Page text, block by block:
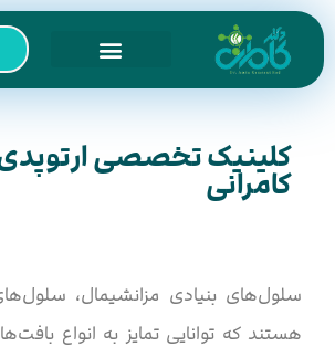
کلینیک تخصصی
کامرانی
سلول‌های بنیادی مزانشیمال،
هستند که توانایی تمایز به انواع